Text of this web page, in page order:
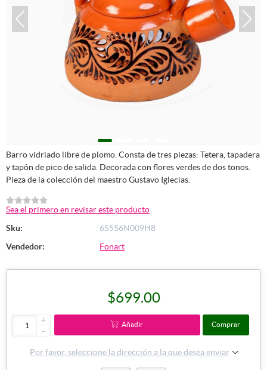
Barro vidriado libre de plomo. Consta de tres piezas: Tetera, tapadera
y tapón de pico de salida. Decorada con flores verdes de dos tonos.
Pieza de la colección del maestro Gustavo Iglecias.
Sea el primero en revisar este producto
Sku:
65556N009H8
Vendedor:
Fonart
$699.00
+
-
Añadir Comprar
Por favor, seleccione la dirección a la que desea enviar